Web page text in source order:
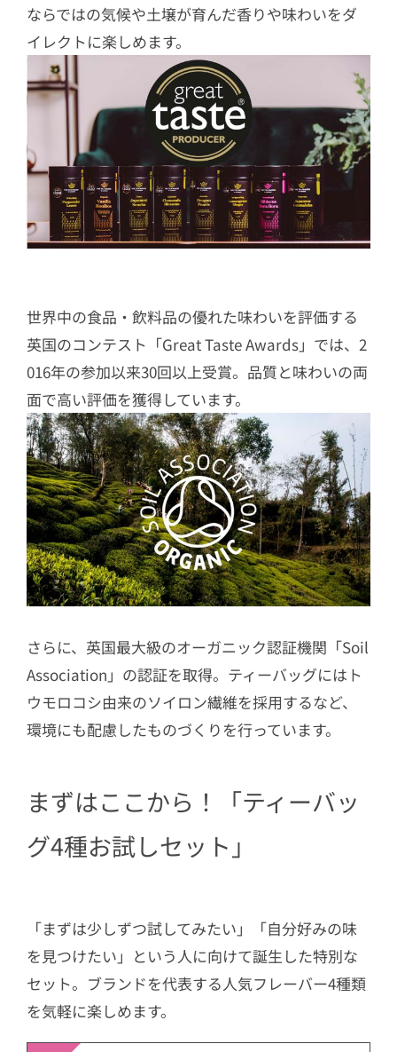
ならではの気候や土壌が育んだ香りや味わいをダ
イレクトに楽しめます。
世界中の食品・飲料品の優れた味わいを評価する
英国のコンテスト「Great Taste Awards」では、2
016年の参加以来30回以上受賞。品質と味わいの両
面で高い評価を獲得しています。
さらに、英国最大級のオーガニック認証機関「Soil
Association」の認証を取得。ティーバッグにはト
ウモロコシ由来のソイロン繊維を採用するなど、
環境にも配慮したものづくりを行っています。
まずはここから！「ティーバッ
グ4種お試しセット」
「まずは少しずつ試してみたい」「自分好みの味
を見つけたい」という人に向けて誕生した特別な
セット。ブランドを代表する人気フレーバー4種類
を気軽に楽しめます。